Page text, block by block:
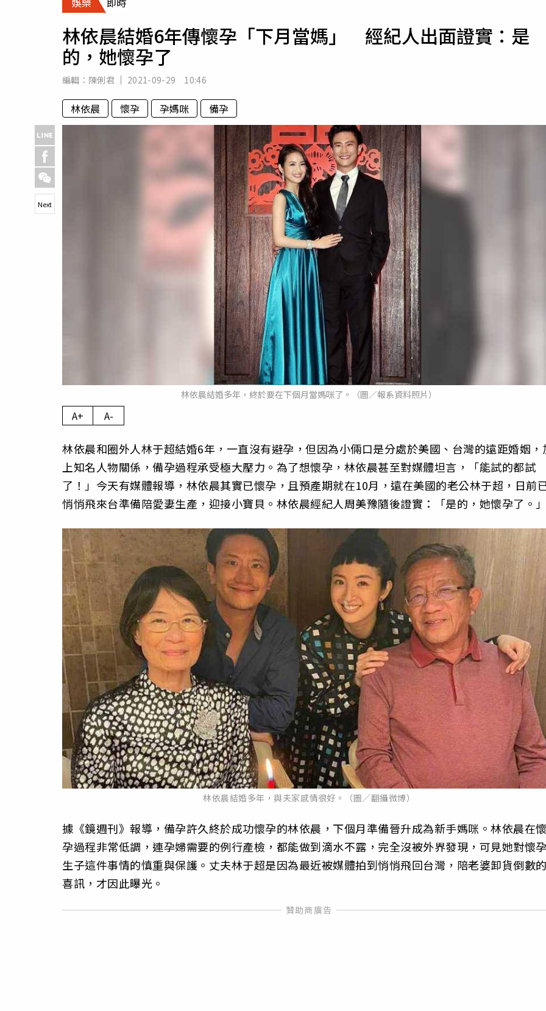
專欄
運勢
林依晨結婚6年傳懷孕「下月當媽」 經紀人出面證實：是
的，她懷孕了
編輯： 陳俐君 2021-09-29 10:46
林依晨 懷孕 孕媽咪 備孕
林依晨結婚多年，終於要在下個月當媽咪了。（圖／報系資料照片）
Next
A+ A-
林依晨和圈外人林于超結婚6年，一直沒有避孕，但因為小倆口是分處於美國、台灣的遠距婚姻，
上知名人物關係，備孕過程承受極大壓力。為了想懷孕，林依晨甚至對媒體坦言，「能試的都試
了！」今天有媒體報導，林依晨其實已懷孕，且預產期就在10月，遠在美國的老公林于超，日前
悄悄飛來台準備陪愛妻生產，迎接小寶貝。林依晨經紀人周美豫隨後證實：「是的，她懷孕了。
林依晨結婚多年，與夫家感情很好。（圖／翻攝微博）
據《鏡週刊》報導，備孕許久終於成功懷孕的林依晨，下個月準備晉升成為新手媽咪。林依晨在
孕過程非常低調，連孕婦需要的例行產檢，都能做到滴水不露，完全沒被外界發現，可見她對懷
生子這件事情的慎重與保護。丈夫林于超是因為最近被媒體拍到悄悄飛回台灣，陪老婆卸貨倒數
喜訊，才因此曝光。